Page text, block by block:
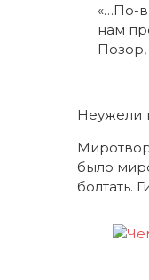
«…По-
нам
Неужели
было
болтать.